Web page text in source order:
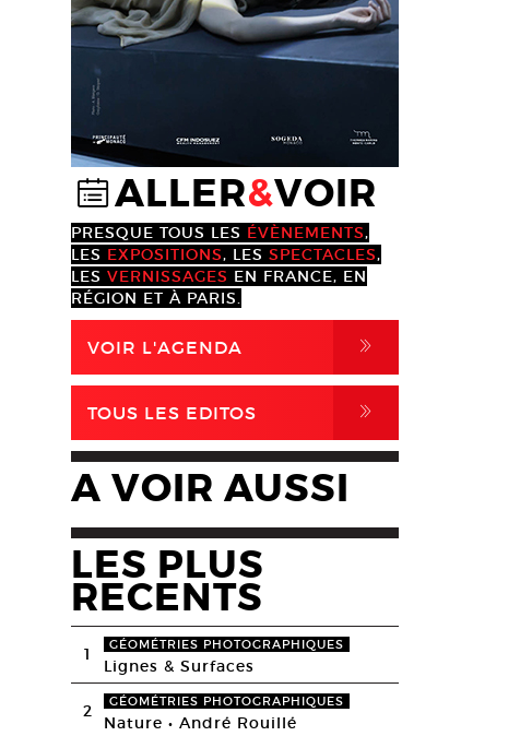
@ALLER&VOIR
PRESQUE TOUS LES ÉVÈNEMENTS,
LES EXPOSITIONS, LES SPECTACLES,
LES VERNISSAGES EN FRANCE, EN
RÉGION ET À PARIS.
VOIR L'AGENDA ,
TOUS LES EDITOS ,
A VOIR AUSSI
LES PLUS
RECENTS
1 GÉOMÉTRIES PHOTOGRAPHIQUES
Lignes & Surfaces
2 GÉOMÉTRIES PHOTOGRAPHIQUES
Nature • André Rouillé